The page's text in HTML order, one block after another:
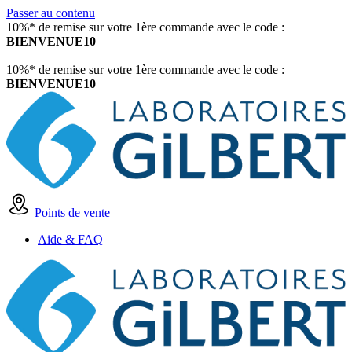
Passer au contenu
10%* de remise sur votre 1ère commande avec le code :
BIENVENUE10
10%* de remise sur votre 1ère commande avec le code :
BIENVENUE10
Points de vente
Aide & FAQ